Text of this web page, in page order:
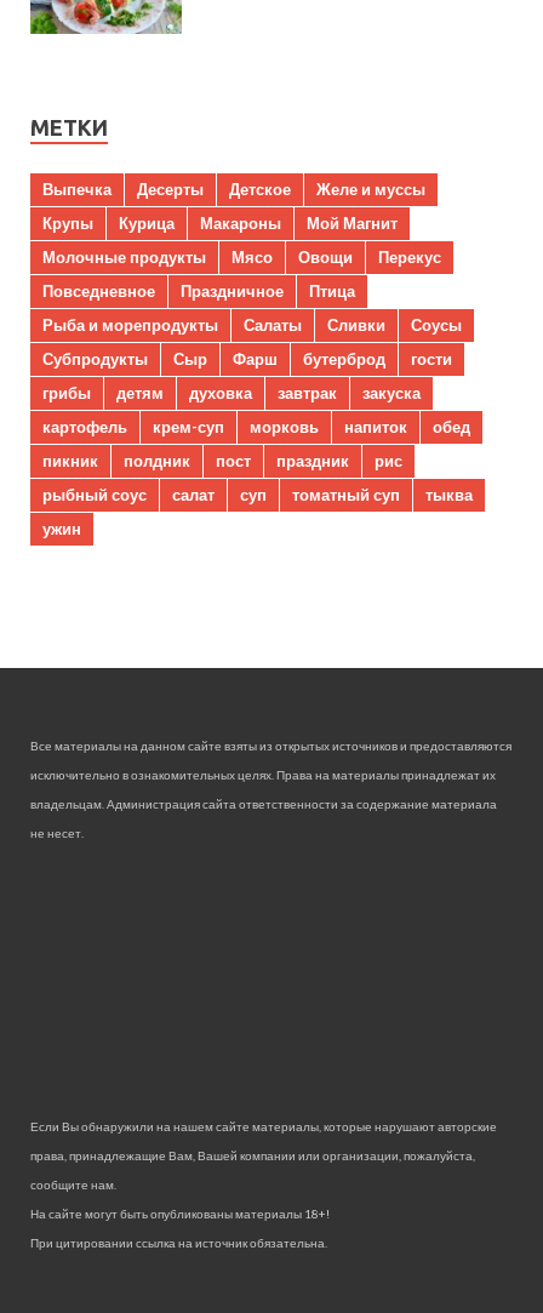
МЕТКИ
Выпечка Десерты Детское
Желе и муссы
Крупы
Курица Макароны
Мой Магнит
Молочные продукты
Мясо Овощи
Перекус
Повседневное
Праздничное
Птица
Рыба и морепродукты
Салаты Сливки
Соусы
Субпродукты
Сыр Фарш бутерброд
гости
грибы
детям духовка завтрак
закуска
картофель
крем-суп морковь напиток
обед
пикник
полдник пост праздник
рис
рыбный соус
салат суп томатный суп
тыква
ужин
Все материалы на данном сайте взяты из открытых источников и предоставляются
исключительно в ознакомительных целях. Права на материалы принадлежат их
владельцам. Администрация сайта ответственности за содержание материала
не несет.
Если Вы обнаружили на нашем сайте материалы, которые нарушают авторские
права, принадлежащие Вам, Вашей компании или организации, пожалуйста,
сообщите нам.
На сайте могут быть опубликованы материалы 18+!
При цитировании ссылка на источник обязательна.